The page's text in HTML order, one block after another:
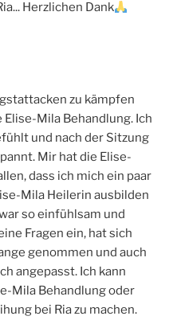
Herzlichen Dank
zu kämpfen
Elise-Mila Behandlung. Ich
und nach der Sitzung
Mir hat die Elise-
dass ich mich ein paar
Mila Heilerin ausbilden
so einfühlsam und
Fragen ein, hat sich
genommen und auch
angepasst. Ich kann
Mila Behandlung oder
bei Ria zu machen.